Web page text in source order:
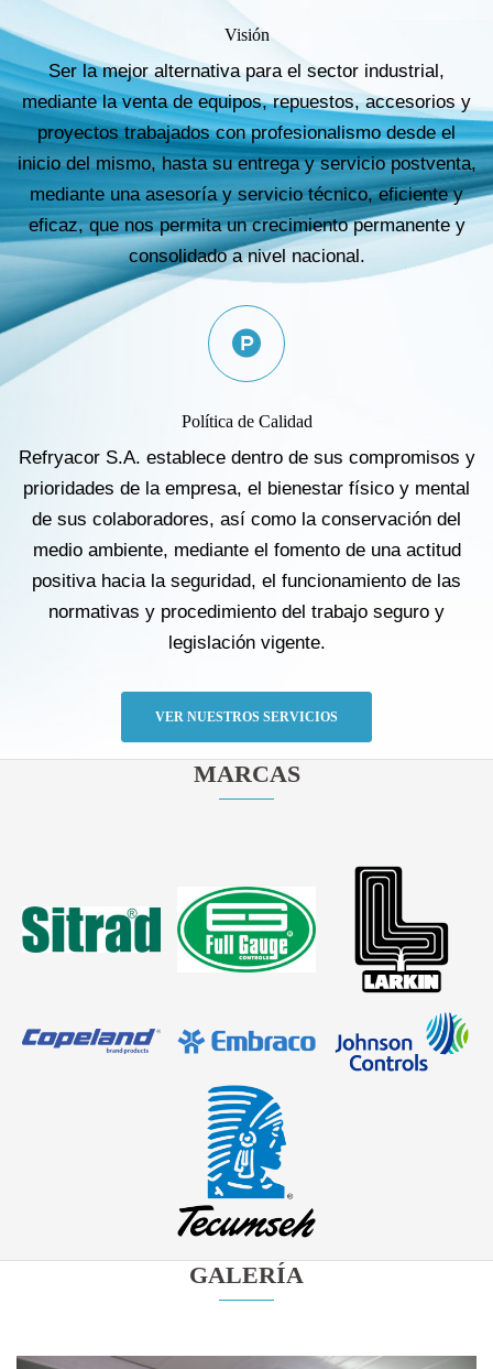
Visión
Ser la mejor alternativa para el sector industrial,
mediante la venta de equipos, repuestos, accesorios y
proyectos trabajados con profesionalismo desde el
inicio del mismo, hasta su entrega y servicio postventa,
mediante una asesoría y servicio técnico, eficiente y
eficaz, que nos permita un crecimiento permanente y
consolidado a nivel nacional.
Política de Calidad
Refryacor S.A. establece dentro de sus compromisos y
prioridades de la empresa, el bienestar físico y mental
de sus colaboradores, así como la conservación del
medio ambiente, mediante el fomento de una actitud
positiva hacia la seguridad, el funcionamiento de las
normativas y procedimiento del trabajo seguro y
legislación vigente.
VER NUESTROS SERVICIOS
MARCAS
GALERÍA